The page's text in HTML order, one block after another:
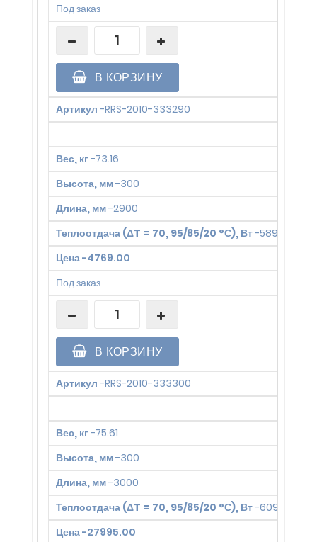
Под заказ
В КОРЗИНУ
Артикул -RRS-2010-333290
Вес, кг-73.16
Высота, мм-300
Длина, мм-2900
Теплоотдача (ΔT = 70, 95/85/20 °С), Вт-5891
Цена-4769.00
Под заказ
В КОРЗИНУ
Артикул -RRS-2010-333300
Вес, кг-75.61
Высота, мм-300
Длина, мм-3000
Теплоотдача (ΔT = 70, 95/85/20 °С), Вт-6094
Цена-27995.00